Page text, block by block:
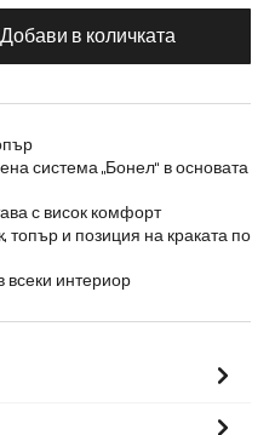
H3 и топер от мемори пяна
на продукта:
Добави в количката
система „Бонел“ в основата
с висок комфорт
топър и позиция на краката по
всеки интериор